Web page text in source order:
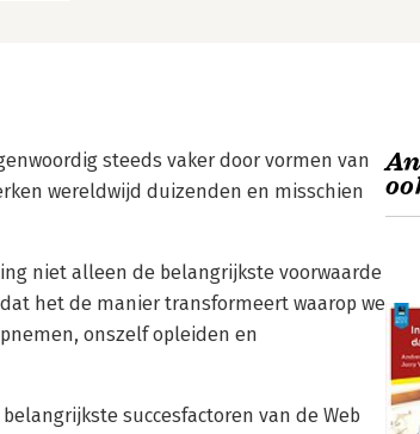
steeds vaker door vormen van
wereldwijd duizenden en misschien
niet alleen de belangrijkste voorwaarde
het de manier transformeert waarop we
onszelf opleiden en
succesfactoren van de Web